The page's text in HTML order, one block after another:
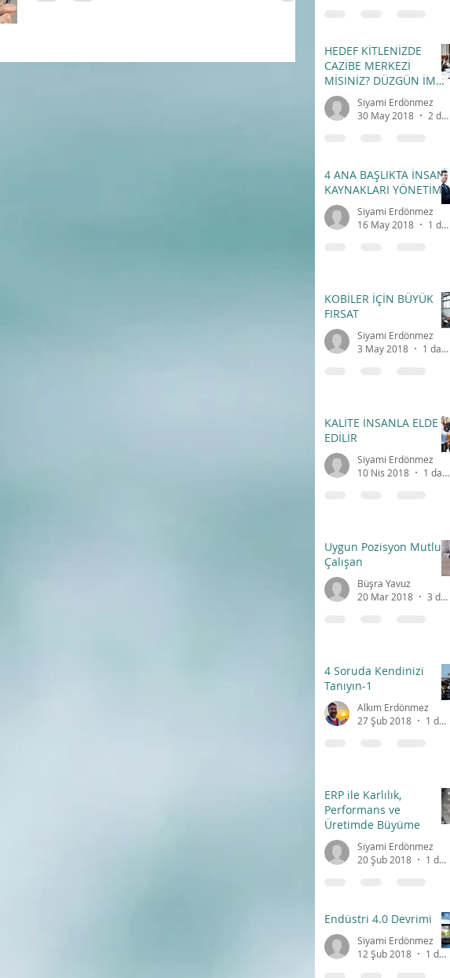
HEDEF KİTLENİZDE
CAZİBE MERKEZİ
MİSİNİZ? DÜZGÜN İMAJ
– DOĞRU İLETİŞİM
Siyami Erdönmez
30 May 2018
2 dakikada okunur
4 ANA BAŞLIKTA İNSAN
KAYNAKLARI YÖNETİMİ
Siyami Erdönmez
16 May 2018
1 dakikada okunur
KOBİLER İÇİN BÜYÜK
FIRSAT
Siyami Erdönmez
3 May 2018
1 dakikada okunur
KALİTE İNSANLA ELDE
EDİLİR
Siyami Erdönmez
10 Nis 2018
1 dakikada okunur
Uygun Pozisyon Mutlu
Çalışan
Büşra Yavuz
20 Mar 2018
3 dakikada okunur
4 Soruda Kendinizi
Tanıyın-1
Alkım Erdönmez
27 Şub 2018
1 dakikada okunur
ERP ile Karlılık,
Performans ve
Üretimde Büyüme
Siyami Erdönmez
20 Şub 2018
1 dakikada okunur
Endüstri 4.0 Devrimi
Siyami Erdönmez
12 Şub 2018
1 dakikada okunur